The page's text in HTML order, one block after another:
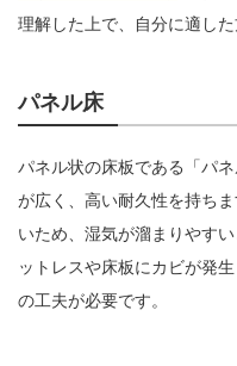
理解した上で、自分に適し
パネル床
パネル状の床板である「パ
が広く、高い耐久性を持ち
いため、湿気が溜まりやす
ットレスや床板にカビが発
の工夫が必要です。